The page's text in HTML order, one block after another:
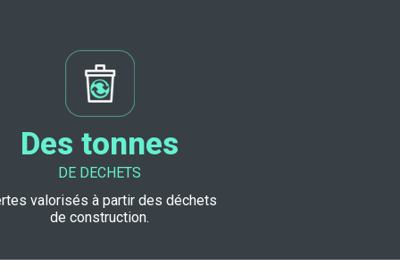
Des tonnes
DE DECHETS
valorisés à partir des déchets
de construction.